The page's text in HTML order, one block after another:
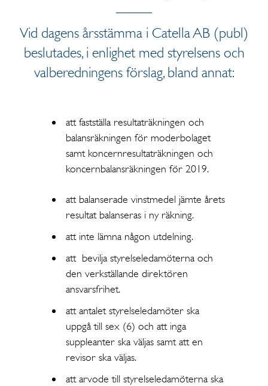
Vid dagens årsstämma i Catella AB (publ)
beslutades, i enlighet med styrelsens och
valberedningens förslag, bland annat:
att fastställa resultaträkningen och
balansräkningen för moderbolaget
samt koncernresultaträkningen och
koncernbalansräkningen för 2019.
att balanserade vinstmedel jämte årets
resultat balanseras i ny räkning.
att inte lämna någon utdelning.
att bevilja styrelseledamöterna och
den verkställande direktören
ansvarsfrihet.
att antalet styrelseledamöter ska
uppgå till sex (6) och att inga
suppleanter ska väljas samt att en
revisor ska väljas.
att arvode till styrelseledamöterna ska